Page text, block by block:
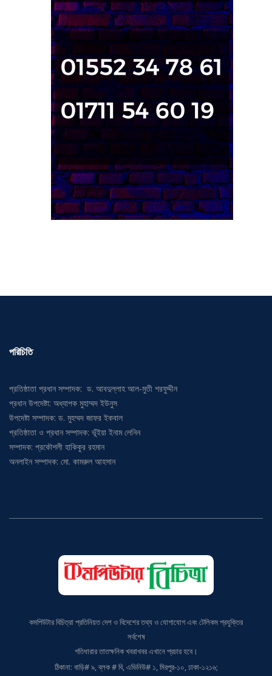
পরিচিতি
প্রতিষ্ঠাতা প্রধান সম্পাদক: ড. আবদুল্লাহ আল-মুতী শরফুদ্দীন
প্রধান উপদেষ্টা: অধ্যাপক মুহাম্মদ ইউনুস
উপদেষ্টা সম্পাদক: ড. মুহম্মদ জাফর ইকবাল
প্রতিষ্ঠাতা ও প্রধান সম্পাদক: ভূঁইয়া ইনাম লেনিন
সম্পাদক: প্রকৌশলী হাকিকুর রহমান
অনলাইন সম্পাদক: মো. কামরুল আহসান
কমপিউটার বিচিত্রা প্রতিনিয়ত দেশ ও বিদেশের তথ্য ও যোগাযোগ এবং টেলিকম প্রযুক্তির
সর্বশেষ
গতিধারার তাতক্ষনিক খবরাখবর এখানে প্রচার হবে।
ঠিকানা: বাড়ি# ৯, ব্লক # বি, এভিনিউ# ১, মিরপুর-১০, ঢাকা-১২১৬;